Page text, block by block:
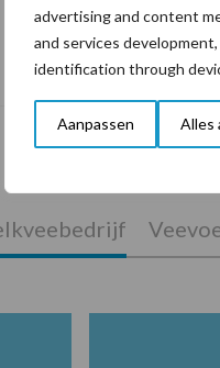
advertising and content
and services
identification through
Aanpassen Alles
De speenhuid:
risicofactor voor